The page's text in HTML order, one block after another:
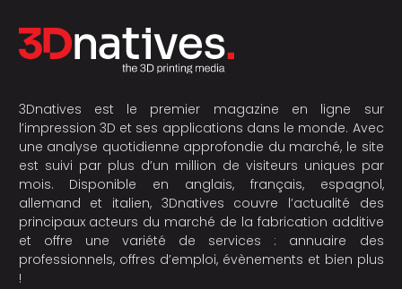
3Dnatives est le premier magazine en ligne sur
l’impression 3D et ses applications dans le monde. Avec
une analyse quotidienne approfondie du marché, le site
est suivi par plus d’un million de visiteurs uniques par
mois. Disponible en anglais, français, espagnol,
allemand et italien, 3Dnatives couvre l’actualité des
principaux acteurs du marché de la fabrication additive
et offre une variété de services : annuaire des
professionnels, offres d’emploi, évènements et bien plus
!